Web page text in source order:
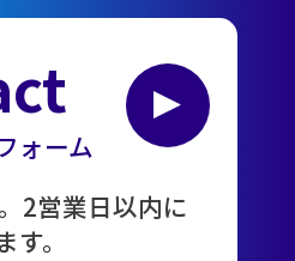
ォーム
2営業日以内に
。